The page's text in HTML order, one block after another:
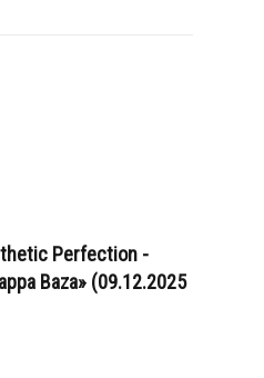
Perfection -
Baza» (09.12.2025